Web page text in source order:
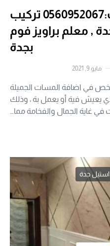
بانوهات فوم جدة ت:0560952067 تركيب
, معلم براويز فوم
بجدة
مايو 9, 2021
في اضافة المسات الجميلة
يعيش فية أو يعمل بة ، وذلك
غاية الجمال والفخامة مما…
جدة